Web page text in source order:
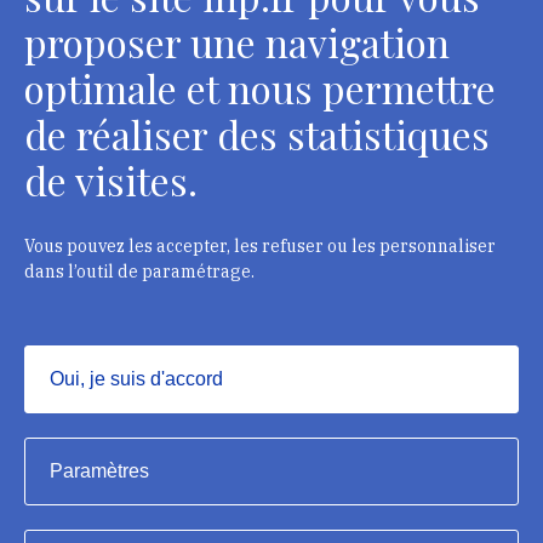
Contacts
Département des restaurateurs
124 rue Henri Barbusse - 93300 Aubervilliers
Contacts
Institut national du patrimoine, 2023
Mentions légales
proposer une navigation
optimale et nous permettre
de réaliser des statistiques
de visites.
Vous pouvez les accepter, les refuser ou les personnaliser
dans l’outil de paramétrage.
Oui, je suis d'accord
Masquer
Paramètres